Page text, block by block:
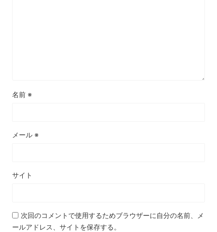
名前 ※
メール ※
サイト
次回のコメントで使用するためブラウザーに自分の名前、メ
ールアドレス、サイトを保存する。